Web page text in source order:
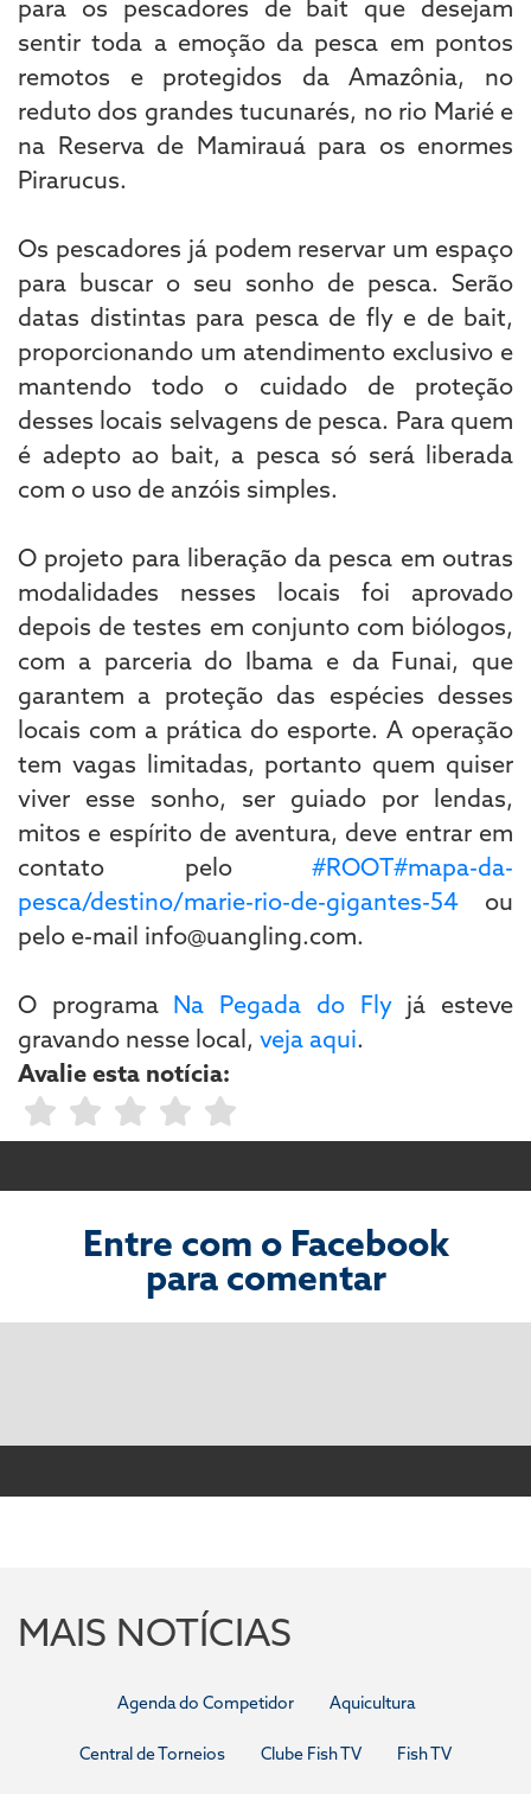
para os pescadores de bait que desejam
sentir toda a emoção da pesca em pontos
remotos e protegidos da Amazônia, no
reduto dos grandes tucunarés, no rio Marié e
na Reserva de Mamirauá para os enormes
Pirarucus.
Os pescadores já podem reservar um espaço
para buscar o seu sonho de pesca. Serão
datas distintas para pesca de fly e de bait,
proporcionando um atendimento exclusivo e
mantendo todo o cuidado de proteção
desses locais selvagens de pesca. Para quem
é adepto ao bait, a pesca só será liberada
com o uso de anzóis simples.
O projeto para liberação da pesca em outras
modalidades nesses locais foi aprovado
depois de testes em conjunto com biólogos,
com a parceria do Ibama e da Funai, que
garantem a proteção das espécies desses
locais com a prática do esporte. A operação
tem vagas limitadas, portanto quem quiser
viver esse sonho, ser guiado por lendas,
mitos e espírito de aventura, deve entrar em
contato pelo #ROOT#mapa-da-
pesca/destino/marie-rio-de-gigantes-54 ou
pelo e-mail info@uangling.com.
O programa Na Pegada do Flyjá esteve
gravando nesse local, veja aqui.
Avalie esta notícia:
Entre com o Facebook
para comentar
MAIS NOTÍCIAS
Agenda do Competidor Aquicultura
Central de Torneios Clube Fish TV Fish TV